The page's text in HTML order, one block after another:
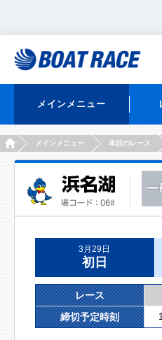
メインメニュー
HOMEメインメニュー 本日のレース
3月29日
初日
レース
締切予定時刻